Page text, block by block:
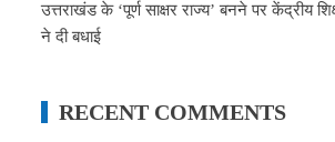
उत्तराखंड के ‘पूर्ण साक्षर राज्य’ बनने पर केंद्रीय
ने दी बधाई
RECENT COMMENTS